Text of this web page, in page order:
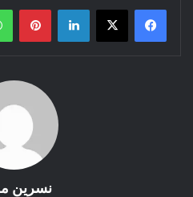
لينكدإن بينتيريست
نسرين